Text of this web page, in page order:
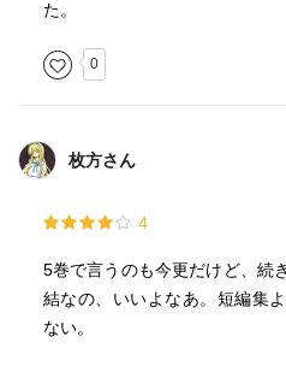
た。
0
枚方さん
4
5巻で言うのも今更だけど、続
結なの、いいよなあ。短編集
ない。